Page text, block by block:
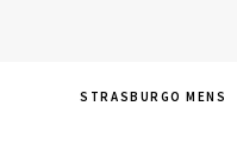
STRASBURGO MENS